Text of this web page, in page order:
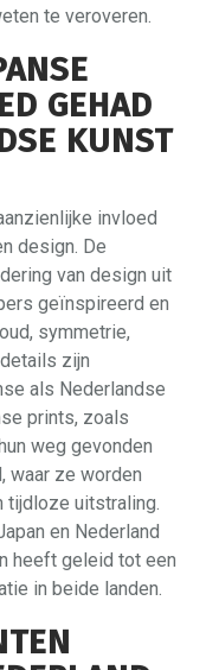
te veroveren.
GEHAD
KUNST
invloed
design. De
van design uit
geïnspireerd en
symmetrie,
zijn
als Nederlandse
prints, zoals
weg gevonden
waar ze worden
tijdloze uitstraling.
en Nederland
heeft geleid tot een
in beide landen.